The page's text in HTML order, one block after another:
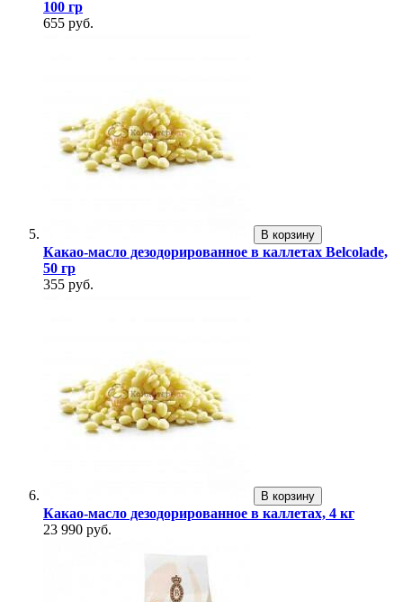
100 гр
655 руб.
В корзину
Какао-масло дезодорированное в каллетах Belcolade,
50 гр
355 руб.
В корзину
Какао-масло дезодорированное в каллетах, 4 кг
23 990 руб.